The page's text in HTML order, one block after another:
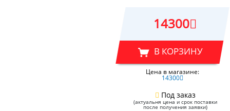
14300
В КОРЗИНУ
Цена в магазине:
14300
Под заказ
(актуальня цена и срок поставки
после получения заявки)